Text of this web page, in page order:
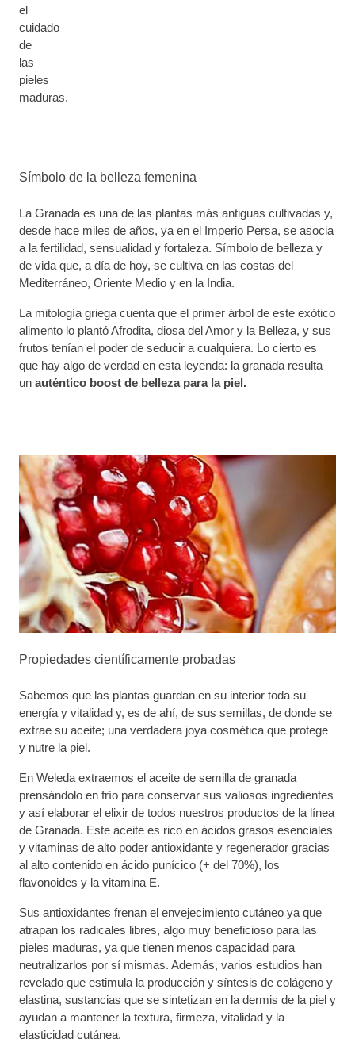
el
cuidado
de
las
pieles
maduras.
Símbolo de la belleza femenina
La Granada es una de las plantas más antiguas cultivadas y,
desde hace miles de años, ya en el Imperio Persa, se asocia
a la fertilidad, sensualidad y fortaleza. Símbolo de belleza y
de vida que, a día de hoy, se cultiva en las costas del
Mediterráneo, Oriente Medio y en la India.
La mitología griega cuenta que el primer árbol de este exótico
alimento lo plantó Afrodita, diosa del Amor y la Belleza, y sus
frutos tenían el poder de seducir a cualquiera. Lo cierto es
que hay algo de verdad en esta leyenda: la granada resulta
un auténtico boost de belleza para la piel.
Propiedades científicamente probadas
Sabemos que las plantas guardan en su interior toda su
energía y vitalidad y, es de ahí, de sus semillas, de donde se
extrae su aceite; una verdadera joya cosmética que protege
y nutre la piel.
En Weleda extraemos el aceite de semilla de granada
prensándolo en frío para conservar sus valiosos ingredientes
y así elaborar el elixir de todos nuestros productos de la línea
de Granada. Este aceite es rico en ácidos grasos esenciales
y vitaminas de alto poder antioxidante y regenerador gracias
al alto contenido en ácido punícico (+ del 70%), los
flavonoides y la vitamina E.
Sus antioxidantes frenan el envejecimiento cutáneo ya que
atrapan los radicales libres, algo muy beneficioso para las
pieles maduras, ya que tienen menos capacidad para
neutralizarlos por sí mismas. Además, varios estudios han
revelado que estimula la producción y síntesis de colágeno y
elastina, sustancias que se sintetizan en la dermis de la piel y
ayudan a mantener la textura, firmeza, vitalidad y la
elasticidad cutánea.